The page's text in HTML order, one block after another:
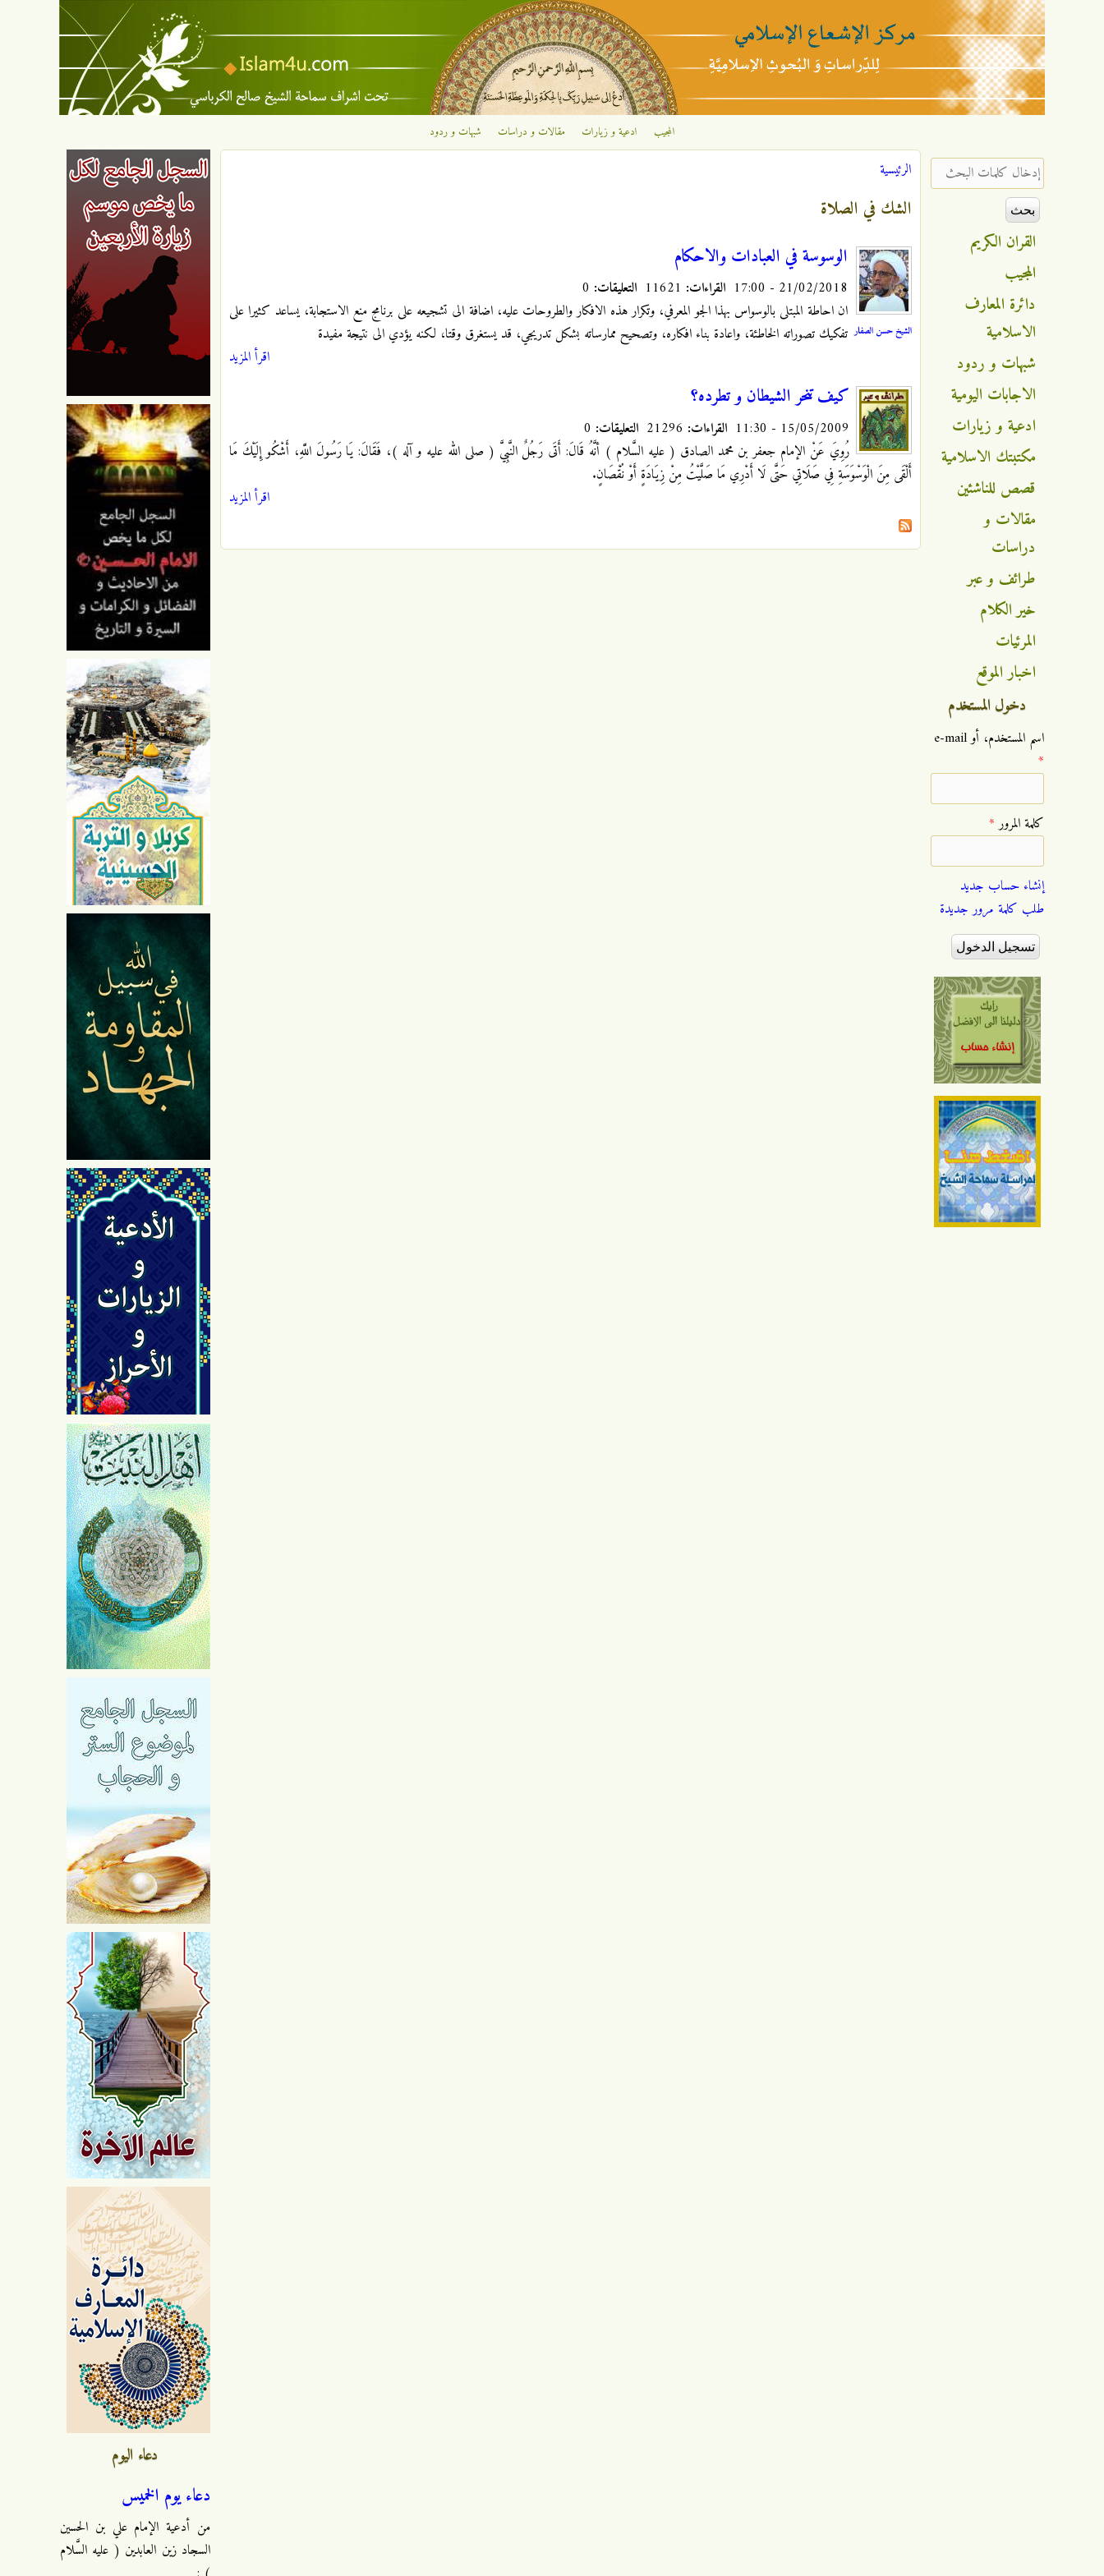
تجاوز إلى المحتوى الرئيسي
الإشعاع
الإسلامي
المجيب ادعية و زيارات مقالات و دراسات شبهات و ردود
أنت هنا
الرئيسية
الشك في الصلاة
الشيخ حسن الصفار
الوسوسة في العبادات والاحكام
21/02/2018 - 17:00 القراءات: التعليقات:
ان احاطة المبتلى بالوسواس بهذا الجو المعرفي، وتكرار هذه الافكار والطروحات عليه، اضافة الى تشجيعه على برنامج منع الاستجابة، يساعد كثيرا على
تفكيك تصوراته الخاطئة، واعادة بناء افكاره، وتصحيح ممارساته بشكل تدريجي، قد يستغرق وقتا، لكنه يؤدي الى نتيجة مفيدة
اقرأ المزيد
كيف تنحر الشيطان و تطرده؟
15/05/2009 - 11:30 القراءات: التعليقات:
رُوِيَ عَنْ الإمام جعفر بن محمد الصادق ( عليه السَّلام ) أنَّهُ قَالَ: أَتَى رَجُلٌ النَّبِيَّ ( صلى الله عليه و آله )، فَقَالَ: يَا رَسُولَ اللَّهِ، أَشْكُو إِلَيْكَ مَا
أَلْقَى مِنَ الْوَسْوَسَةِ فِي صَلَاتِي حَتَّى لَا أَدْرِي مَا صَلَّيْتُ مِنْ زِيَادَةٍ أَوْ نُقْصَانٍ.
اقرأ المزيد
دعاء اليوم
دعاء يوم الخميس
من أدعية الإمام علي بن الحسين
السجاد زين العابدين ( عليه السَّلام
‏إدخال كلمات البحث ‏
القران الكريم
المجيب
دائرة المعارف
الاسلامية
شبهات و ردود
الاجابات اليومية
ادعية و زيارات
مكتبتك الاسلامية
قصص للناشئين
مقالات و
دراسات
طرائف و عبر
خير الكلام
المرئيات
اخبار الموقع
دخول المستخدم
‏اسم المستخدم، أو e-mail
*
‏كلمة المرور ‏*
إنشاء حساب جديد
طلب كلمة مرور جديدة